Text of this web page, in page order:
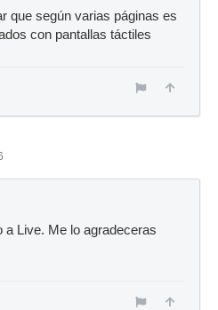
que según varias páginas es
con pantallas táctiles
a Live. Me lo agradeceras